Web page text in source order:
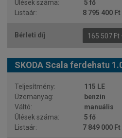
5 fő
8 795 400 Ft
165 507 Ft
SKODA Scala ferdehatu
115 LE
benzin
manuális
5 fő
7 849 000 Ft